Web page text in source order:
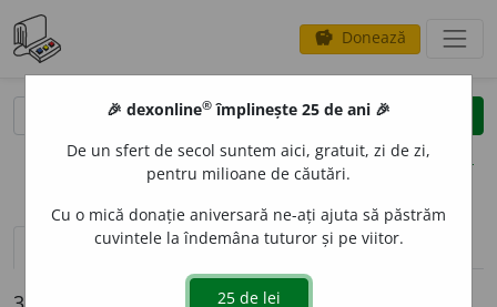
savings Donează
clear
opțiuni
definiții (3) declinări
🎉 dexonline® împlinește 25 de ani 🎉
De un sfert de secol suntem aici, gratuit, zi de zi,
pentru milioane de căutări.
Cu o mică donație aniversară ne-ați ajuta să păstrăm
cuvintele la îndemâna tuturor și pe viitor.